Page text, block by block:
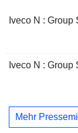
Iveco N :
Iveco N :
Mehr